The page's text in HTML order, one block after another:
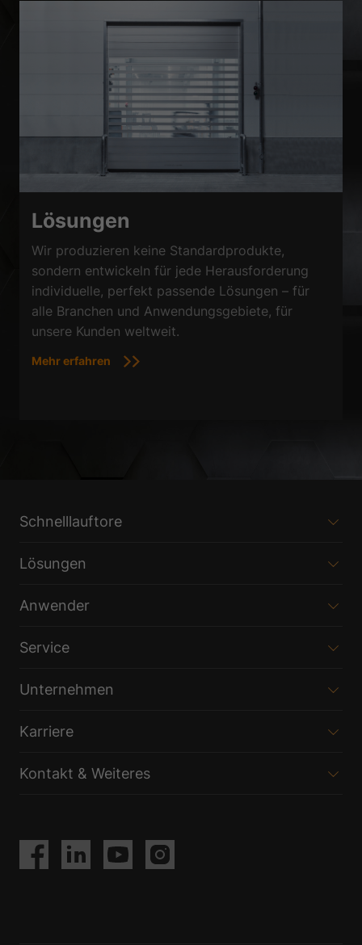
Lösungen
Wir produzieren keine Standardprodukte,
sondern entwickeln für jede Herausforderung
individuelle, perfekt passende Lösungen – für
alle Branchen und Anwendungsgebiete, für
unsere Kunden weltweit.
Mehr erfahren
Schnelllauftore
Lösungen
Anwender
Service
Unternehmen
Karriere
Kontakt & Weiteres